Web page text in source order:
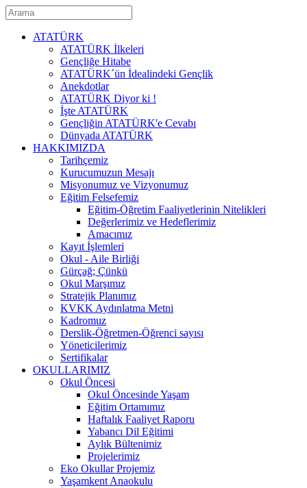
ATATÜRK
ATATÜRK İlkeleri
Gençliğe Hitabe
ATATÜRK´ün İdealindeki Gençlik
Anekdotlar
ATATÜRK Diyor ki !
İşte ATATÜRK
Gençliğin ATATÜRK'e Cevabı
Dünyada ATATÜRK
HAKKIMIZDA
Tarihçemiz
Kurucumuzun Mesajı
Misyonumuz ve Vizyonumuz
Eğitim Felsefemiz
Eğitim-Öğretim Faaliyetlerinin Nitelikleri
Değerlerimiz ve Hedeflerimiz
Amacımız
Kayıt İşlemleri
Okul - Aile Birliği
Gürçağ; Çünkü
Okul Marşımız
Stratejik Planımız
KVKK Aydınlatma Metni
Kadromuz
Derslik-Öğretmen-Öğrenci sayısı
Yöneticilerimiz
Sertifikalar
OKULLARIMIZ
Okul Öncesi
Okul Öncesinde Yaşam
Eğitim Ortamımız
Haftalık Faaliyet Raporu
Yabancı Dil Eğitimi
Aylık Bültenimiz
Projelerimiz
Eko Okullar Projemiz
Yaşamkent Anaokulu